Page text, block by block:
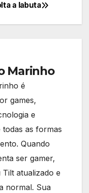
a labuta
Marinho
é
games,
e
as formas
Quando
ser gamer,
atualizado e
normal. Sua